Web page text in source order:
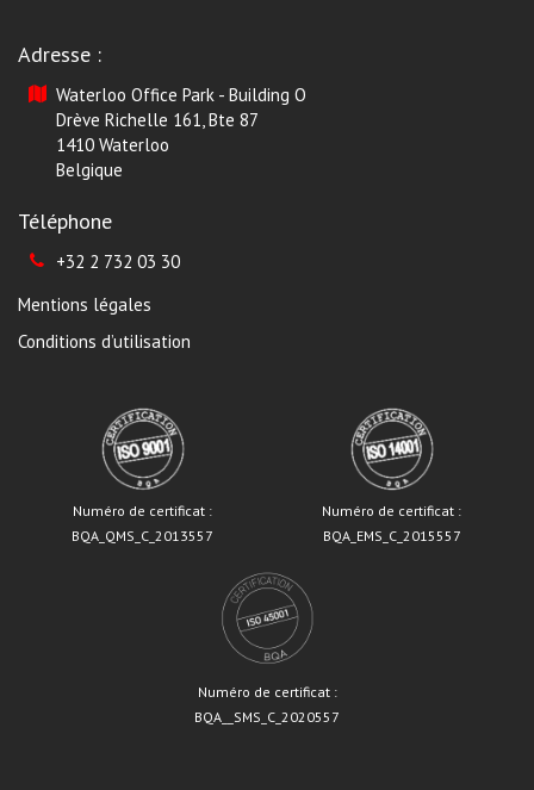
Adresse :
Waterloo Office Park - Building O
Drève Richelle 161, Bte 87
1410 Waterloo
Belgique
Téléphone
+32 2 732 03 30
Mentions légales
Conditions d’utilisation
Numéro de certificat :
BQA_QMS_C_2013557
Numéro de certificat :
BQA_EMS_C_2015557
Numéro de certificat :
BQA__SMS_C_2020557